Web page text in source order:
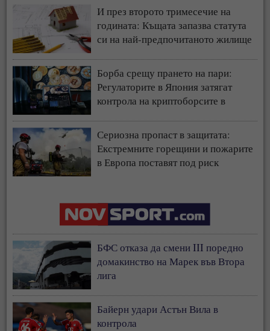
И през второто тримесечие на
годината: Къщата запазва статута
си на най-предпочитаното жилище
Борба срещу прането на пари:
Регулаторите в Япония затягат
контрола на криптоборсите в
Сериозна пропаст в защитата:
Екстремните горещини и пожарите
в Европа поставят под риск
БФС отказа да смени III поредно
домакинство на Марек във Втора
лига
Байерн удари Астън Вила в
контрола